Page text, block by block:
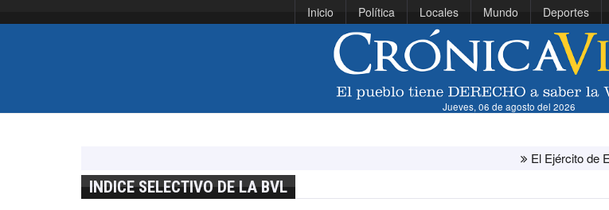
Inicio Política Locales Mundo Deportes
Jueves, 06 de agosto del 2026
El Ejército de Estados Unidos
INDICE SELECTIVO DE LA BVL